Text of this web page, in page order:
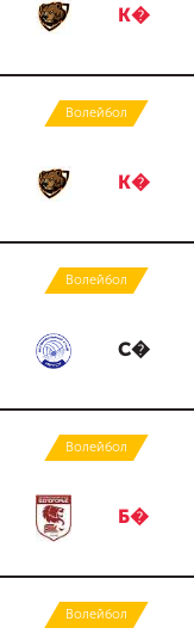
К�
Волейбол
К�
Волейбол
С�
Волейбол
Б�
Волейбол